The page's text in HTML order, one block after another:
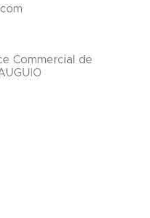
Commercial de